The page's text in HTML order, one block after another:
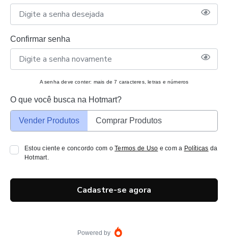
Confirmar senha
A senha deve conter: mais de 7 caracteres, letras e números
O que você busca na Hotmart?
Vender Produtos Comprar Produtos
Estou ciente e concordo com oTermos de Uso e com a Políticas da
Hotmart.
Cadastre-se agora
Powered by